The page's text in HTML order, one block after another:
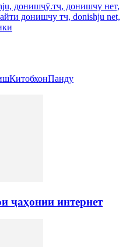
КитобхонПанду
ҷаҳонии интернет